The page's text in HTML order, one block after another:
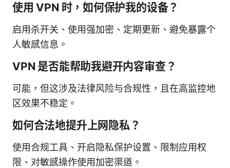
使用 VPN 时，如何保护我的设备？
启用杀开关、使用强加密、定期更新、避免暴露个
人敏感信息。
VPN 是否能帮助我避开内容审查？
可能，但这涉及法律风险与合规性，且在高监控地
区效果不稳定。
如何合法地提升上网隐私？
使用合规工具、开启隐私保护设置、限制应用权
限、对敏感操作使用加密渠道。